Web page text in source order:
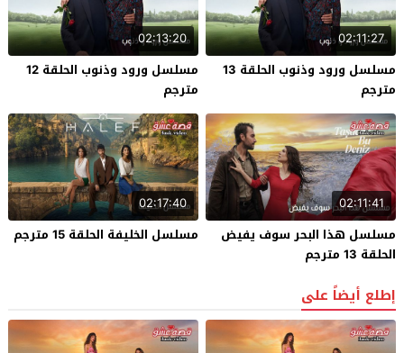
02:11:27
مسلسل ورود وذنوب الحلقة 13
مترجم
02:13:20
مسلسل ورود وذنوب الحلقة 12
مترجم
02:11:41
مسلسل هذا البحر سوف يفيض
الحلقة 13 مترجم
02:17:40
مسلسل الخليفة الحلقة 15 مترجم
إطلع أيضاً على